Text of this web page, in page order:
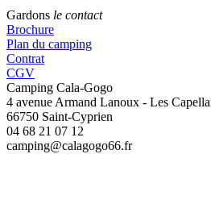
Gardons le contact
Brochure
Plan du camping
Contrat
CGV
Camping Cala-Gogo
4 avenue Armand Lanoux - Les
66750 Saint-Cyprien
04 68 21 07 12
camping@calagogo66.fr